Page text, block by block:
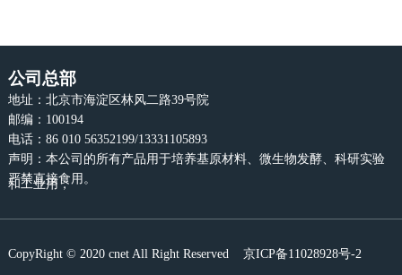
公司总部
地址：北京市海淀区林风二路39号院
邮编：100194
电话：86 010 56352199/13331105893
声明：本公司的所有产品用于培养基原材料、微生物发酵、科研实验
和工业用，
严禁直接食用。
CopyRight © 2020 cnet All Right Reserved 京ICP备11028928号-2